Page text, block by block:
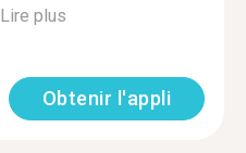
Lire plus
Obtenir l'appli